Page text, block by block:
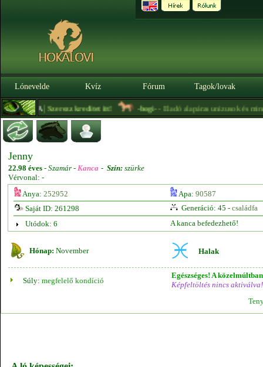
Lónevelde Kvíz Fórum Tagok/lovak
BÉTA| Szerezz kreditet itt! -bogi-- Eladó alapáras unizusok és
Jenny
22.98 éves - Szamár - Kanca - Szín: szürke
Vérvonal: -
Anya: 252952 Apa: 90587
Saját ID: 261298
Generáció: 45 - családfa
Utódok: 6
A kanca befedezhető!
Hónap: November Halak
Súly: megfelelő kondíció
Egészséges! A
Képfeltöltés nincs aktiválva!